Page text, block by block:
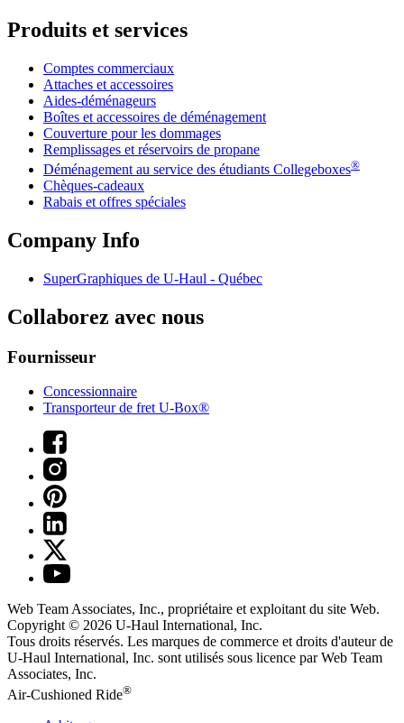
Produits et services
Comptes commerciaux
Attaches et accessoires
Aides-déménageurs
Boîtes et accessoires de déménagement
Couverture pour les dommages
Remplissages et réservoirs de propane
Déménagement au service des étudiants Collegeboxes®
Chèques-cadeaux
Rabais et offres spéciales
Company Info
SuperGraphiques de U-Haul - Québec
Collaborez avec nous
Fournisseur
Concessionnaire
Transporteur de fret U-Box®
Web Team Associates, Inc., propriétaire et exploitant du site Web.
Copyright © 2026 U-Haul International, Inc.
Tous droits réservés. Les marques de commerce et droits d'auteur de
U-Haul International, Inc. sont utilisés sous licence par Web Team
Associates, Inc.
Air-Cushioned Ride®